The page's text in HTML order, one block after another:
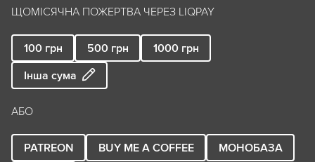
ЩОМІСЯЧНА ПОЖЕРТВА ЧЕРЕЗ LIQPAY
100 грн 500 грн 1000 грн
Інша сума
АБО
PATREON BUY ME A COFFEE
МОНОБАЗА